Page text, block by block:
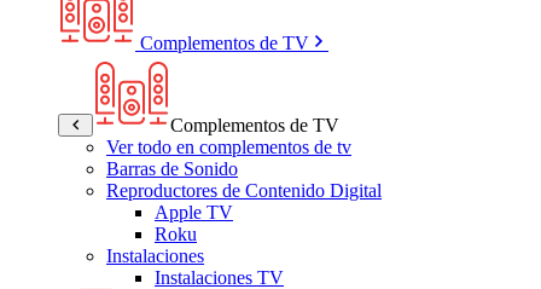
Complementos de TV
Complementos de TV
Ver todo en complementos de tv
Barras de Sonido
Reproductores de Contenido Digital
Apple TV
Roku
Instalaciones
Instalaciones TV